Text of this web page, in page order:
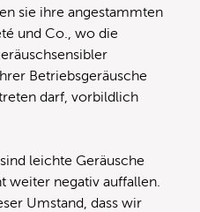
sie ihre angestammten
und Co., wo die
Betriebsgeräusche
darf, vorbildlich
leichte Geräusche
weiter negativ auffallen.
Umstand, dass wir